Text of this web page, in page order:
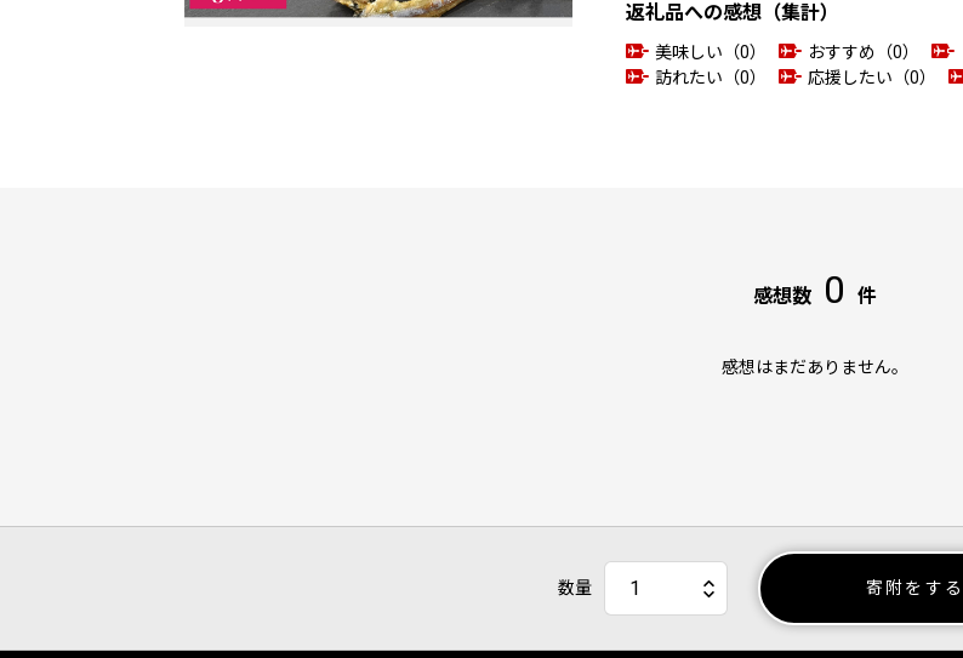
返礼品への感想（集計）
美味しい（0） おすすめ（0）
訪れたい（0）
応援したい（0）
感想数 0 件
感想はまだありません。
数量 寄附をする